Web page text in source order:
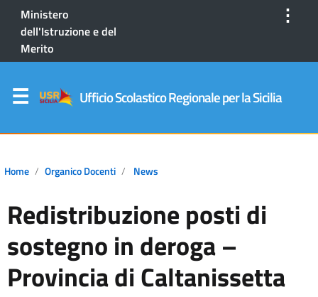
Ministero
dell'Istruzione e del
Merito
⋮
Ufficio Scolastico Regionale per la Sicilia
Home Organico Docenti News
Redistribuzione posti di
sostegno in deroga –
Provincia di Caltanissetta